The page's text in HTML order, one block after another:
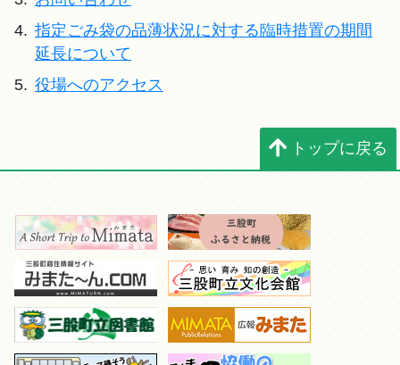
4. 指定ごみ袋の品薄状況に対する臨時措置の期間
延長について
5. 役場へのアクセス
トップに戻る